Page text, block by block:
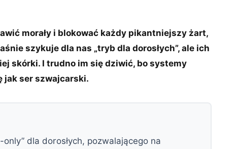
morały i blokować każdy pikantniejszy żart,
szykuje dla nas „tryb dla dorosłych”, ale ich
skórki. I trudno im się dziwić, bo systemy
jak ser szwajcarski.
dla dorosłych, pozwalającego na